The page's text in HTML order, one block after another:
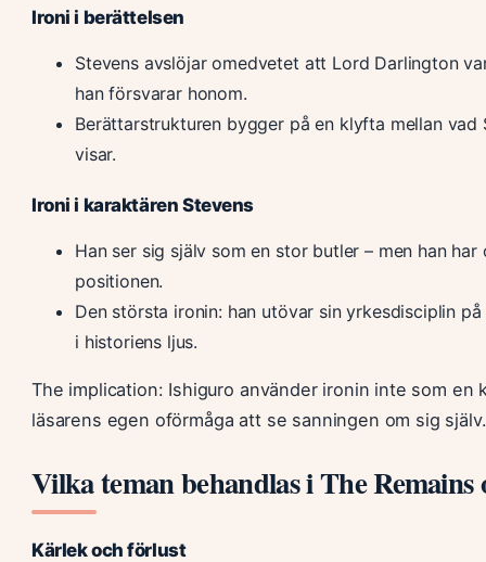
Ironi i berättelsen
Stevens avslöjar omedvetet att Lord Darlington
han försvarar honom.
Berättarstrukturen bygger på en klyfta mellan
visar.
Ironi i karaktären Stevens
Han ser sig själv som en stor butler – men han
positionen.
Den största ironin: han utövar sin yrkesdisciplin
i historiens ljus.
The implication: Ishiguro använder ironin inte som en
läsarens egen oförmåga att se sanningen om sig själv.
Vilka teman behandlas i The Remains
Kärlek och förlust